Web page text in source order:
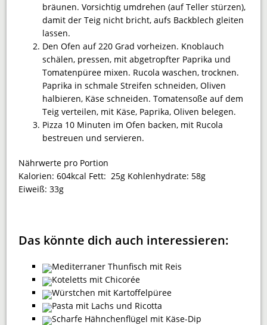
bräunen. Vorsichtig umdrehen (auf Teller stürzen),
damit der Teig nicht bricht, aufs Backblech gleiten
lassen.
Den Ofen auf 220 Grad vorheizen. Knoblauch
schälen, pressen, mit abgetropfter Paprika und
Tomatenpüree mixen. Rucola waschen, trocknen.
Paprika in schmale Streifen schneiden, Oliven
halbieren, Käse schneiden. Tomatensoße auf dem
Teig verteilen, mit Käse, Paprika, Oliven belegen.
Pizza 10 Minuten im Ofen backen, mit Rucola
bestreuen und servieren.
Nährwerte pro Portion
Kalorien:604kcal Fett: 25g Kohlenhydrate: 58g
Eiweiß:33g
Das könnte dich auch interessieren:
Mediterraner Thunfisch mit Reis
Koteletts mit Chicorée
Würstchen mit Kartoffelpüree
Pasta mit Lachs und Ricotta
Scharfe Hähnchenflügel mit Käse-Dip